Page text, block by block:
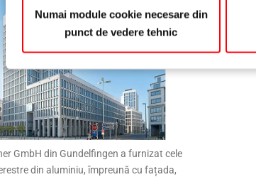
Numai module cookie necesare din
punct de vedere tehnic
GmbH din Gundelfingen a furnizat cele
din aluminiu, împreună cu fațada,